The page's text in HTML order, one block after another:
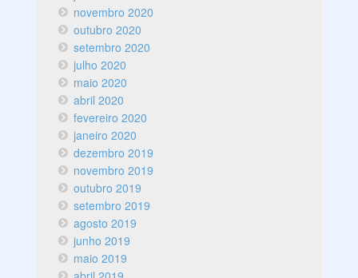
novembro 2020
outubro 2020
setembro 2020
julho 2020
maio 2020
abril 2020
fevereiro 2020
janeiro 2020
dezembro 2019
novembro 2019
outubro 2019
setembro 2019
agosto 2019
junho 2019
maio 2019